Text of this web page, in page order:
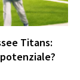
Titans: